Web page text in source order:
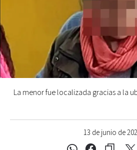
13 de junio de
La menor fue localizada gracias a la